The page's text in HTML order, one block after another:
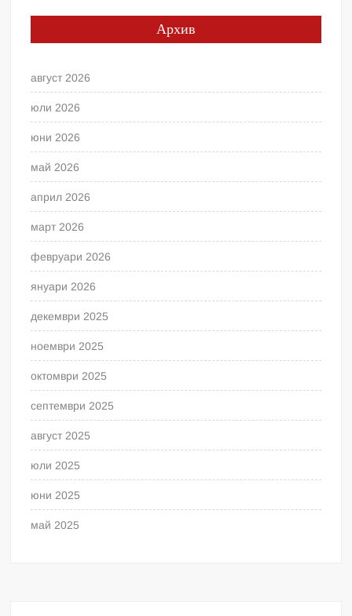
Архив
август 2026
юли 2026
юни 2026
май 2026
април 2026
март 2026
февруари 2026
януари 2026
декември 2025
ноември 2025
октомври 2025
септември 2025
август 2025
юли 2025
юни 2025
май 2025